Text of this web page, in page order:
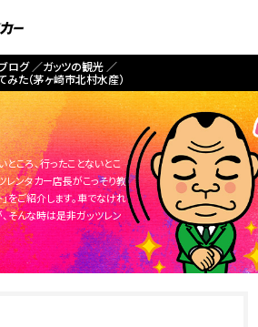
ログ
ガッツの観光
た（茅ヶ崎市北村水産）
ころ、行ったことないとこ
レンタカー店長がこっそり教
をご紹介します。車でなけれ
そんな時は是非ガッツレン